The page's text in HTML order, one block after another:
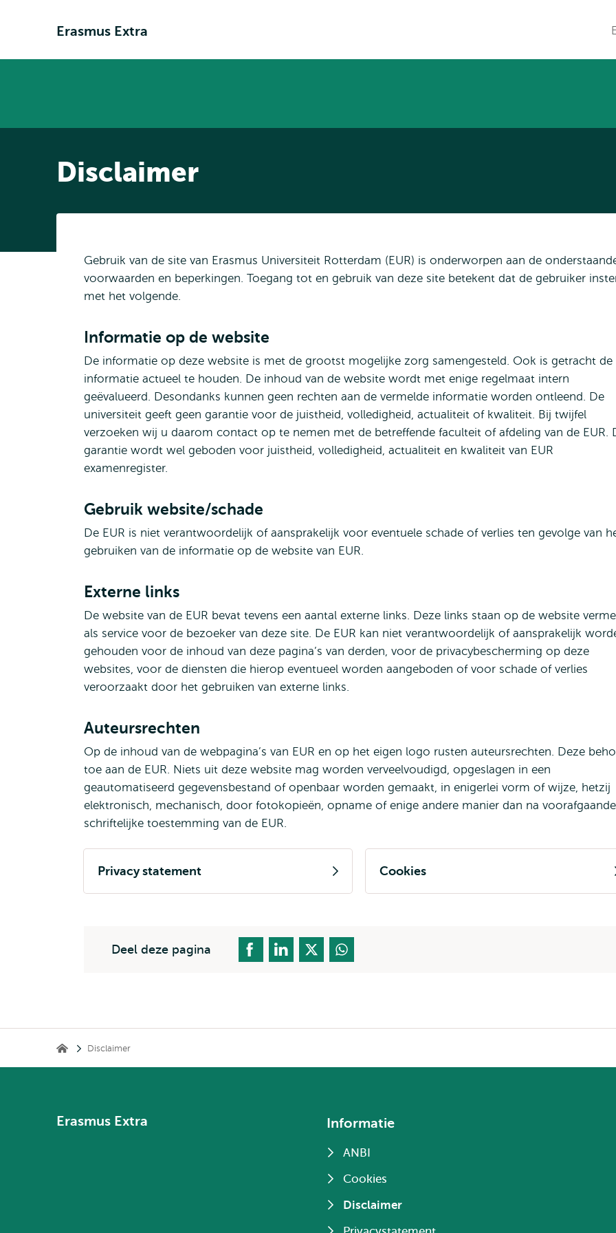
Erasmus Extra
Disclaimer
Gebruik van de site van Erasmus Universiteit Rotterdam (EUR) is onderworpen aan de
voorwaarden en beperkingen. Toegang tot en gebruik van deze site betekent dat de gebruiker
met het volgende.
Informatie op de website
De informatie op deze website is met de grootst mogelijke zorg samengesteld. Ook is getracht de
informatie actueel te houden. De inhoud van de website wordt met enige regelmaat intern
geëvalueerd. Desondanks kunnen geen rechten aan de vermelde informatie worden ontleend. De
universiteit geeft geen garantie voor de juistheid, volledigheid, actualiteit of kwaliteit. Bij twijfel
verzoeken wij u daarom contact op te nemen met de betreffende faculteit of afdeling van de EUR.
garantie wordt wel geboden voor juistheid, volledigheid, actualiteit en kwaliteit van EUR
examenregister.
Gebruik website/schade
De EUR is niet verantwoordelijk of aansprakelijk voor eventuele schade of verlies ten gevolge van
gebruiken van de informatie op de website van EUR.
Externe links
De website van de EUR bevat tevens een aantal externe links. Deze links staan op de website
als service voor de bezoeker van deze site. De EUR kan niet verantwoordelijk of aansprakelijk
gehouden voor de inhoud van deze pagina’s van derden, voor de privacybescherming op deze
websites, voor de diensten die hierop eventueel worden aangeboden of voor schade of verlies
veroorzaakt door het gebruiken van externe links.
Auteursrechten
Op de inhoud van de webpagina’s van EUR en op het eigen logo rusten auteursrechten. Deze
toe aan de EUR. Niets uit deze website mag worden verveelvoudigd, opgeslagen in een
geautomatiseerd gegevensbestand of openbaar worden gemaakt, in enigerlei vorm of wijze, hetzij
elektronisch, mechanisch, door fotokopieën, opname of enige andere manier dan na voorafgaande
schriftelijke toestemming van de EUR.
Privacy statement Cookies
Deel deze pagina
Erasmus Extra
Disclaimer
Erasmus Extra Informatie
ANBI
Cookies
Disclaimer